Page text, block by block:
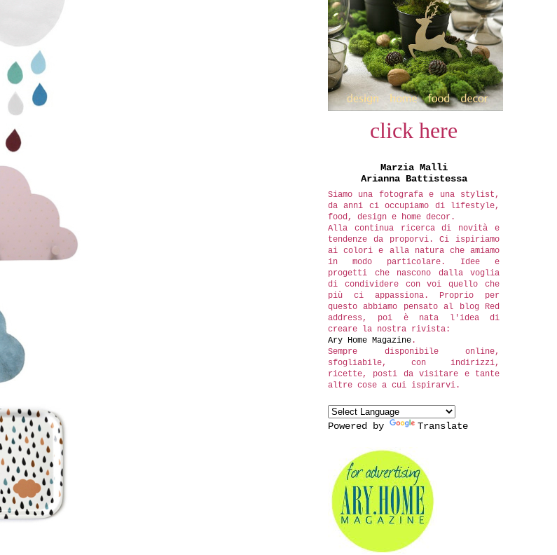
click here
Marzia Malli
Arianna Battistessa
Siamo una fotografa e una stylist,
da anni ci occupiamo di lifestyle,
food, design e home decor.
Alla continua ricerca di novità e
tendenze da proporvi. Ci ispiriamo
ai colori e alla natura che amiamo
in modo particolare. Idee e
progetti che nascono dalla voglia
di condividere con voi quello che
più ci appassiona. Proprio per
questo abbiamo pensato al blog Red
address, poi è nata l'idea di
creare la nostra rivista:
Ary Home Magazine .
Sempre disponibile online,
sfogliabile, con indirizzi,
ricette, posti da visitare e tante
altre cose a cui ispirarvi.
Powered by Translate